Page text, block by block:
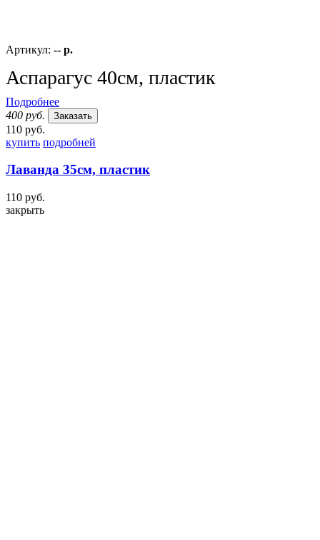
Артикул: -- р.
Аспарагус 40см, пластик
Подробнее
400 руб.
Заказать
110 руб.
купить подробней
Лаванда 35см, пластик
110 руб.
закрыть